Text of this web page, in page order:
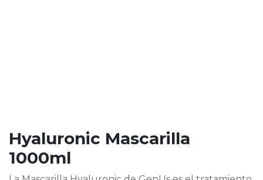
Hyaluronic Mascarilla
1000ml